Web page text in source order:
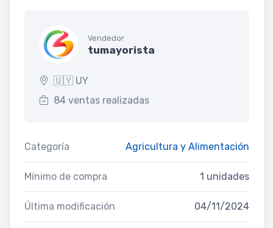
Vendedor
tumayorista
🇺🇾 UY
84 ventas realizadas
Categoría Agricultura y Alimentación
Mínimo de compra 1 unidades
Última modificación 04/11/2024